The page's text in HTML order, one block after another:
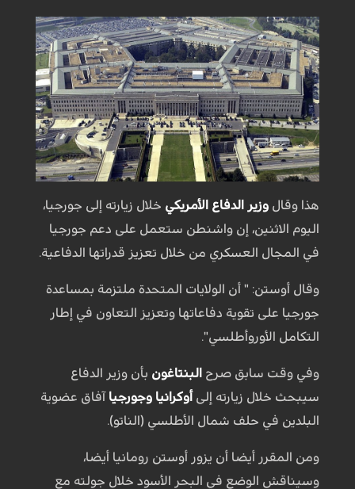
هذا وقال وزير الدفاع الأمريكي خلال زيارته إلى جورجيا،
اليوم الاثنين، إن واشنطن ستعمل على دعم جورجيا
في المجال العسكري من خلال تعزيز قدراتها الدفاعية.
وقال أوستن: " أن الولايات المتحدة ملتزمة بمساعدة
جورجيا على تقوية دفاعاتها وتعزيز التعاون في إطار
التكامل الأوروأطلسي".
وفي وقت سابق صرح البنتاغون بأن وزير الدفاع
سيبحث خلال زيارته إلى أوكرانيا وجورجيا آفاق عضوية
البلدين في حلف شمال الأطلسي (الناتو).
ومن المقرر أيضا أن يزور أوستن رومانيا أيضا،
وسيناقش الوضع في البحر الأسود خلال جولته مع